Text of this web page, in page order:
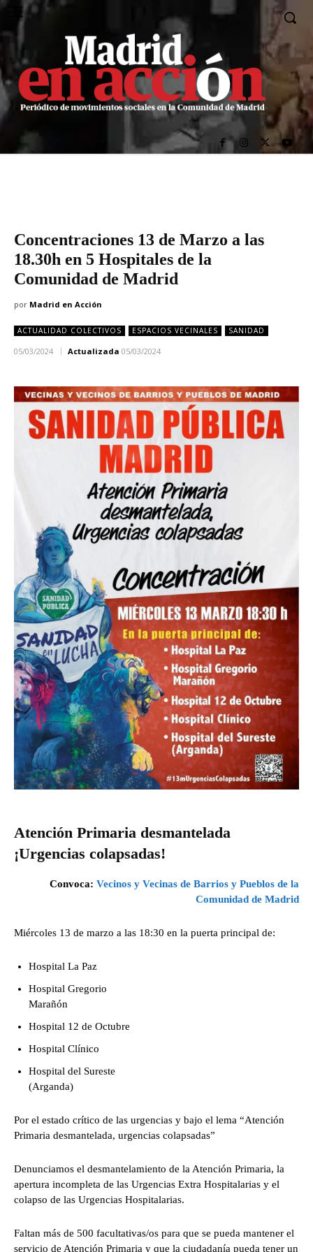
Concentraciones 13 de Marzo a las
18.30h en 5 Hospitales de la
Comunidad de Madrid
por Madrid en Acción
ACTUALIDAD COLECTIVOS ESPACIOS VECINALES SANIDAD
05/03/2024 Actualizada 05/03/2024
Atención Primaria desmantelada
¡Urgencias colapsadas!
Convoca: Vecinos y Vecinas de Barrios y Pueblos de la
Comunidad de Madrid
Miércoles 13 de marzo a las 18:30 en la puerta principal de:
Hospital La Paz
Hospital Gregorio
Marañón
Hospital 12 de Octubre
Hospital Clínico
Hospital del Sureste
(Arganda)
Por el estado crítico de las urgencias y bajo el lema “Atención
Primaria desmantelada, urgencias colapsadas”
Denunciamos el desmantelamiento de la Atención Primaria, la
apertura incompleta de las Urgencias Extra Hospitalarias y el
colapso de las Urgencias Hospitalarias.
Faltan más de 500 facultativas/os para que se pueda mantener el
servicio de Atención Primaria y que la ciudadanía pueda tener un